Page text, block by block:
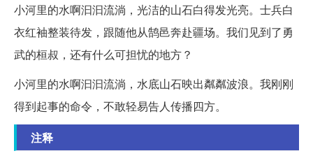
小河里的水啊汩汩流淌，光洁的山石白得发光亮。士兵白
衣红袖整装待发，跟随他从鹄邑奔赴疆场。我们见到了勇
武的桓叔，还有什么可担忧的地方？
小河里的水啊汩汩流淌，水底山石映出粼粼波浪。我刚刚
得到起事的命令，不敢轻易告人传播四方。
注释